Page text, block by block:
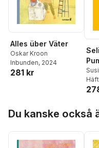
Alles über Väter
Oskar Kroon
Inbunden, 2024
281 kr
die
Du kanske också